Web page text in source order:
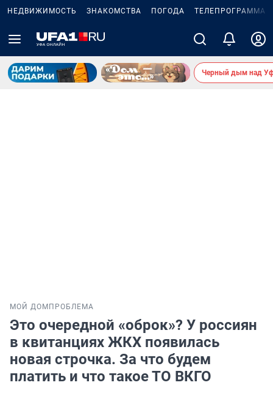
НЕДВИЖИМОСТЬ ЗНАКОМСТВА ПОГОДА ТЕЛЕПРОГРАММА
Черный дым над
МОЙ ДОМ ПРОБЛЕМА
Это очередной «оброк»? У россиян
в квитанциях ЖКХ появилась
новая строчка. За что будем
платить и что такое ТО ВКГО